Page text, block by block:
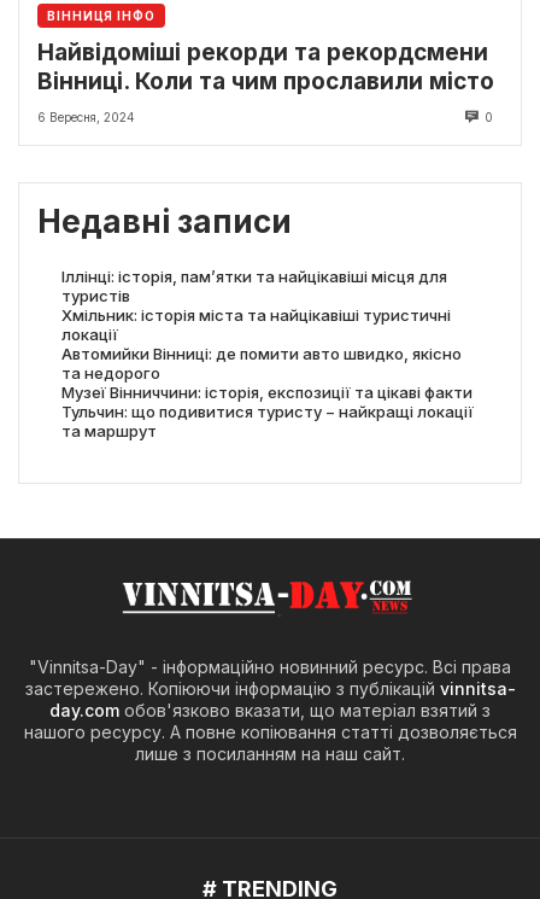
ВІННИЦЯ ІНФО
Найвідоміші рекорди та рекордсмени
Вінниці. Коли та чим прославили місто
6 Вересня, 2024 0
Недавні записи
Іллінці: історія, пам’ятки та найцікавіші місця для
туристів
Хмільник: історія міста та найцікавіші туристичні
локації
Автомийки Вінниці: де помити авто швидко, якісно
та недорого
Музеї Вінниччини: історія, експозиції та цікаві факти
Тульчин: що подивитися туристу − найкращі локації
та маршрут
"Vinnitsa-Day" - інформаційно новинний ресурс. Всі права
застережено. Копіюючи інформацію з публікацій vinnitsa-
day.com обов'язково вказати, що матеріал взятий з
нашого ресурсу. А повне копіювання статті дозволяється
лише з посиланням на наш сайт.
# TRENDING